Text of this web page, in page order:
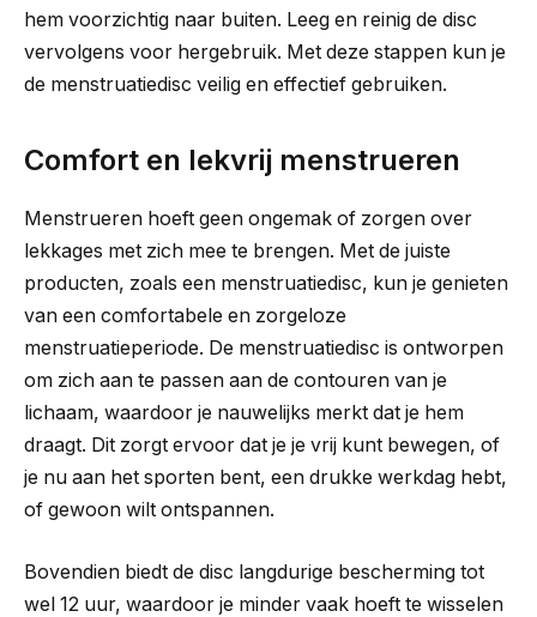
hem voorzichtig naar buiten. Leeg en reinig de disc
vervolgens voor hergebruik. Met deze stappen kun je
de menstruatiedisc veilig en effectief gebruiken.
Comfort en lekvrij menstrueren
Menstrueren hoeft geen ongemak of zorgen over
lekkages met zich mee te brengen. Met de juiste
producten, zoals een menstruatiedisc, kun je genieten
van een comfortabele en zorgeloze
menstruatieperiode. De menstruatiedisc is ontworpen
om zich aan te passen aan de contouren van je
lichaam, waardoor je nauwelijks merkt dat je hem
draagt. Dit zorgt ervoor dat je je vrij kunt bewegen, of
je nu aan het sporten bent, een drukke werkdag hebt,
of gewoon wilt ontspannen.
Bovendien biedt de disc langdurige bescherming tot
wel 12 uur, waardoor je minder vaak hoeft te wisselen